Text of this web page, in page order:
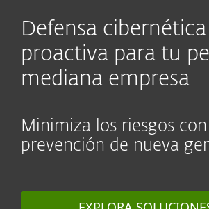
Defensa cibernética
proactiva para tu
mediana empresa
Minimiza los riesgos con
prevención de nueva